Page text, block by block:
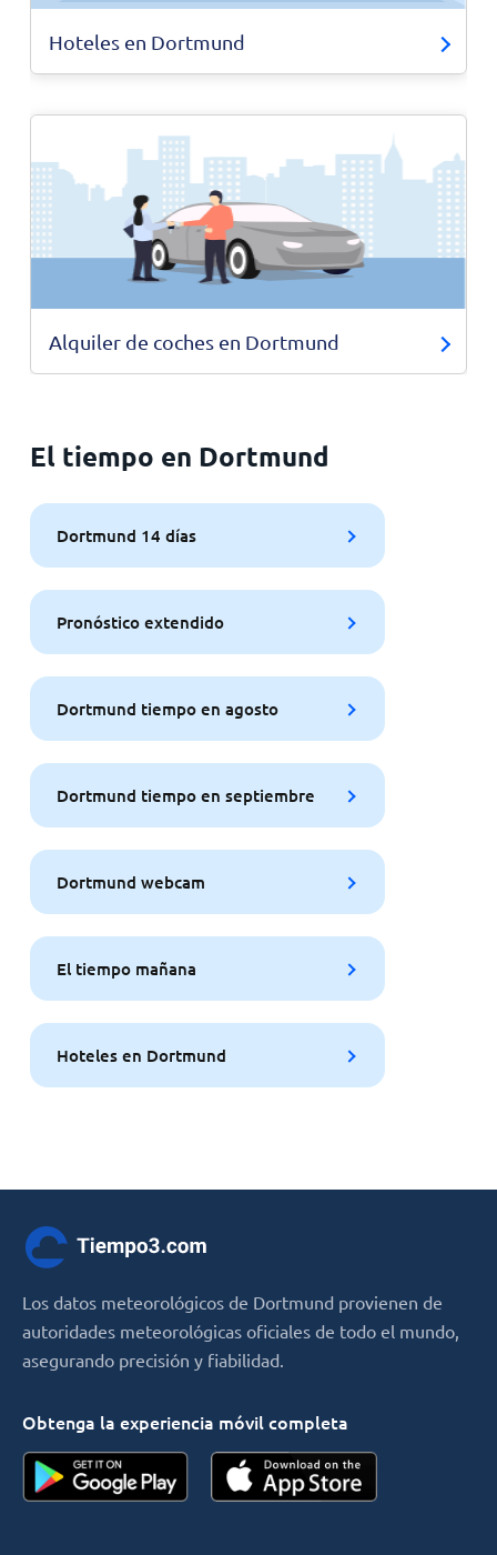
Hoteles en Dortmund
Alquiler de coches en Dortmund
El tiempo en Dortmund
Dortmund 14 días
Pronóstico extendido
Dortmund tiempo en agosto
Dortmund tiempo en septiembre
Dortmund webcam
El tiempo mañana
Hoteles en Dortmund
Los datos meteorológicos de Dortmund provienen de
autoridades meteorológicas oficiales de todo el mundo,
asegurando precisión y fiabilidad.
Obtenga la experiencia móvil completa